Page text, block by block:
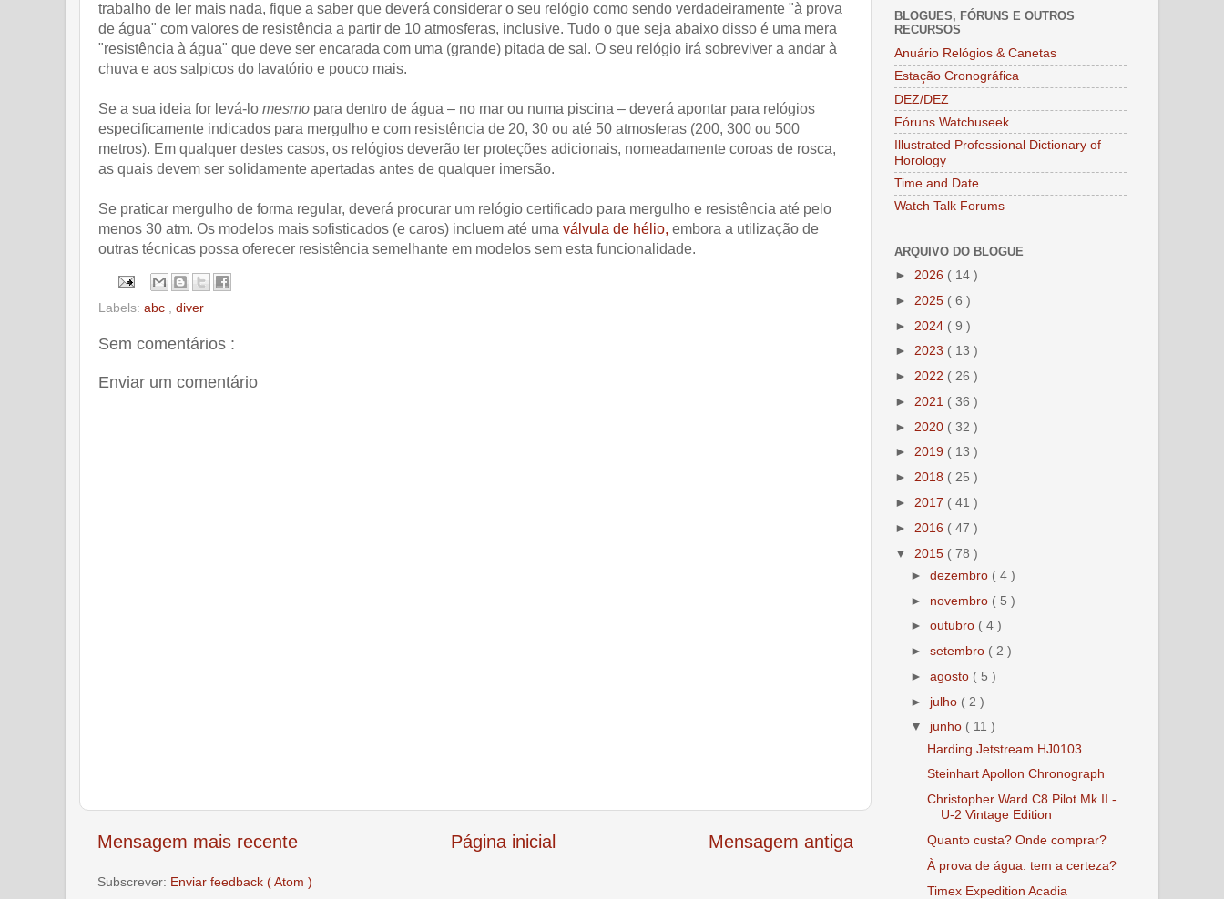
trabalho de ler mais nada, fique a saber que deverá considerar o seu relógio como sendo verdadeiramente "à prova
de água" com valores de resistência a partir de 10 atmosferas, inclusive. Tudo o que seja abaixo disso é uma mera
"resistência à água" que deve ser encarada com uma (grande) pitada de sal. O seu relógio irá sobreviver a andar à
chuva e aos salpicos do lavatório e pouco mais.
Se a sua ideia for levá-lo mesmo para dentro de água – no mar ou numa piscina – deverá apontar para relógios
especificamente indicados para mergulho e com resistência de 20, 30 ou até 50 atmosferas (200, 300 ou 500
metros). Em qualquer destes casos, os relógios deverão ter proteções adicionais, nomeadamente coroas de rosca,
as quais devem ser solidamente apertadas antes de qualquer imersão.
Se praticar mergulho de forma regular, deverá procurar um relógio certificado para mergulho e resistência até pelo
menos 30 atm. Os modelos mais sofisticados (e caros) incluem até uma válvula de hélio, embora a utilização de
outras técnicas possa oferecer resistência semelhante em modelos sem esta funcionalidade.
Labels: abc diver
Sem comentários :
Enviar um comentário
Mensagem mais recente Mensagem antiga
Página inicial
Subscrever: Enviar feedback ( Atom )
BLOGUES, FÓRUNS E OUTROS
RECURSOS
Anuário Relógios & Canetas
Estação Cronográfica
DEZ/DEZ
Fóruns Watchuseek
Illustrated Professional Dictionary of
Horology
Time and Date
Watch Talk Forums
ARQUIVO DO BLOGUE
► 2026 ( 14 )
► 2025 ( 6 )
► 2024 ( 9 )
► 2023 ( 13 )
► 2022 ( 26 )
► 2021 ( 36 )
► 2020 ( 32 )
► 2019 ( 13 )
► 2018 ( 25 )
► 2017 ( 41 )
► 2016 ( 47 )
▼ 2015 ( 78 )
►dezembro ( 4 )
► novembro ( 5 )
►outubro ( 4 )
►setembro ( 2 )
►agosto ( 5 )
► julho ( 2 )
▼ junho ( 11 )
Harding Jetstream HJ0103
Steinhart Apollon Chronograph
Christopher Ward C8 Pilot Mk II -
U-2 Vintage Edition
Quanto custa? Onde comprar?
À prova de água: tem a certeza?
Timex Expedition Acadia